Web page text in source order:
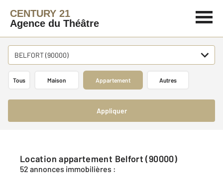
CENTURY 21
Agence du Théâtre
BELFORT (90000)
Tous Maison Appartement Autres
Appliquer
Location appartement Belfort (90000)
52 annonces immobilières :